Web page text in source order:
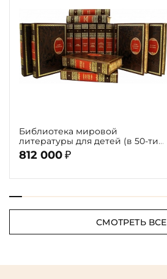
Библиотека мировой
литературы для детей (в 50-ти
томах 58 книг)
812 000 ₽
СМОТРЕТЬ ВСЕ